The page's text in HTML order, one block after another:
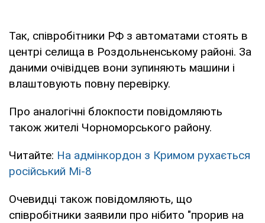
Так, співробітники РФ з автоматами стоять в
центрі селища в Роздольненському районі. За
даними очівідцев вони зупиняють машини і
влаштовують повну перевірку.
Про аналогічні блокпости повідомляють
також жителі Чорноморського району.
Читайте: На адмінкордон з Кримом рухається
російський Мі-8
Очевидці також повідомляють, що
співробітники заявили про нібито "прорив на